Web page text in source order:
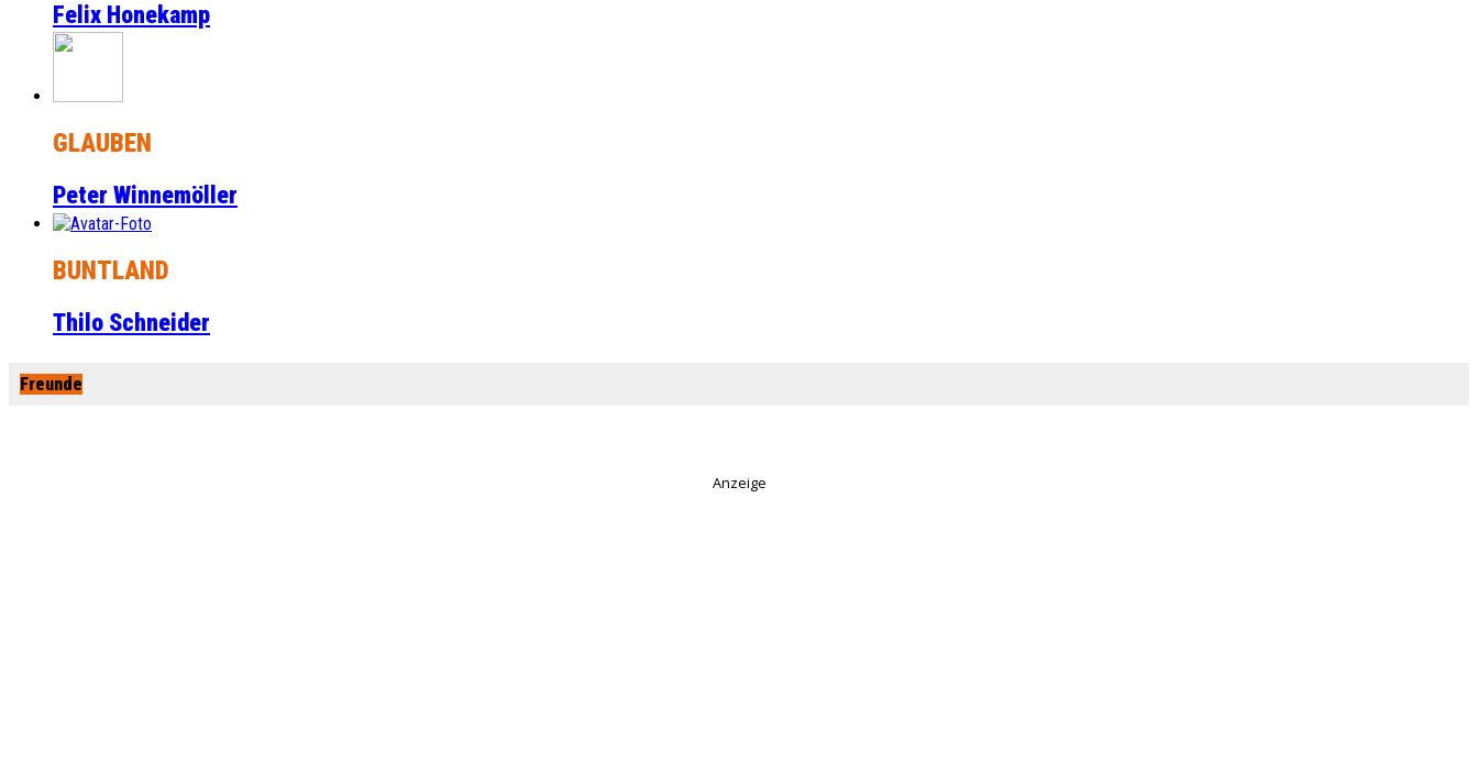
Felix Honekamp
GLAUBEN
Peter Winnemöller
BUNTLAND
Thilo Schneider
Freunde
Anzeige